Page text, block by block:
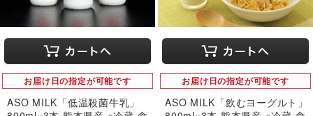
お届け日の指定が可能です
ASO MILK「低温殺菌牛乳」
お届け日の指定が可能です
ASO MILK「飲むヨーグルト」